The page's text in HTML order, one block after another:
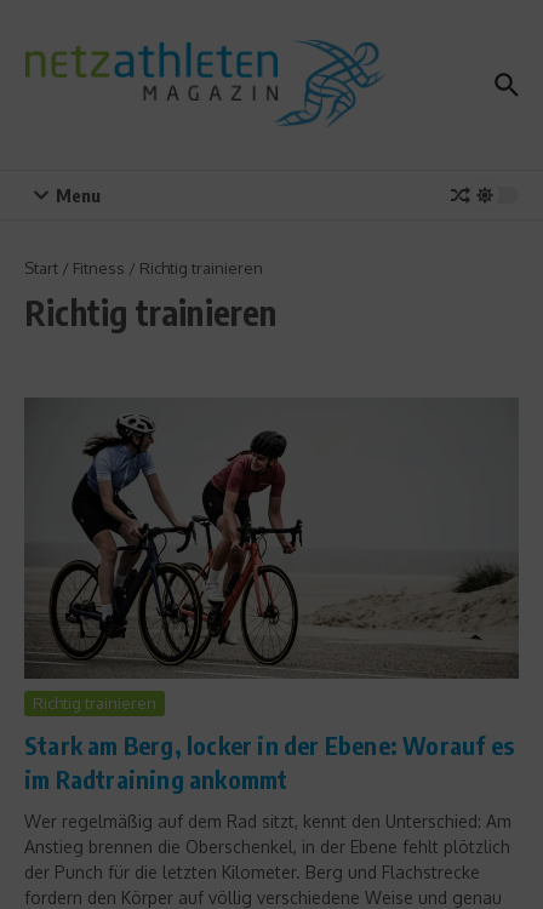
Menu
Start / Fitness / Richtig trainieren
Richtig trainieren
Richtig trainieren
Stark am Berg, locker in der Ebene: Worauf es
im Radtraining ankommt
Wer regelmäßig auf dem Rad sitzt, kennt den Unterschied: Am
Anstieg brennen die Oberschenkel, in der Ebene fehlt plötzlich
der Punch für die letzten Kilometer. Berg und Flachstrecke
fordern den Körper auf völlig verschiedene Weise und genau